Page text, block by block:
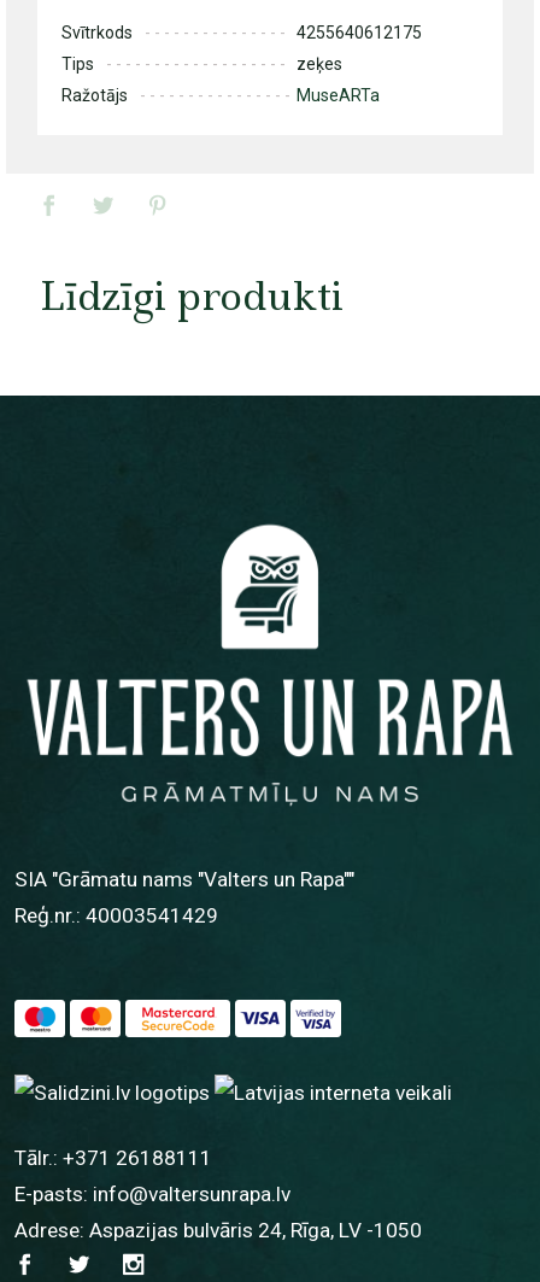
Svītrkods
4255640612175
Tips
zeķes
Ražotājs
MuseARTa
Līdzīgi produkti
SIA "Grāmatu nams "Valters un Rapa""
Reģ.nr.: 40003541429
Tālr.: +371 26188111
E-pasts: info@valtersunrapa.lv
Adrese: Aspazijas bulvāris 24, Rīga, LV -1050